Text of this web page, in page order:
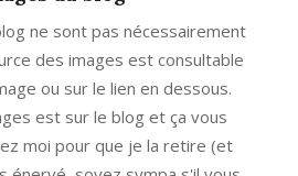
ne sont pas nécessairement
des images est consultable
ou sur le lien en dessous.
est sur le blog et ça vous
moi pour que je la retire (et